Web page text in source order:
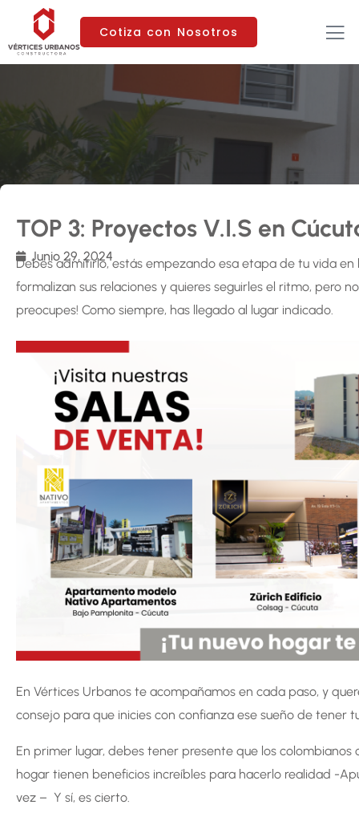
Cotiza con Nosotros
TOP 3: Proyectos V.I.S en
Junio 29, 2024
Debes admitirlo, estás empezando esa etapa de tu vida en
formalizan sus relaciones y quieres seguirles el ritmo, pero
preocupes! Como siempre, has llegado al lugar indicado.
En Vértices Urbanos te acompañamos en cada paso, y
consejo para que inicies con confianza ese sueño de tener
En primer lugar, debes tener presente que los
hogar tienen beneficios increíbles para hacerlo realidad -
vez – Y sí, es cierto.